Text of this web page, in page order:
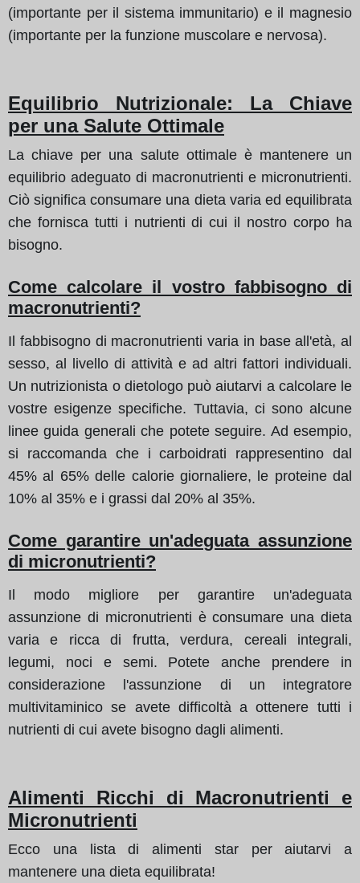
(importante per il sistema immunitario) e il magnesio
(importante per la funzione muscolare e nervosa).
Equilibrio Nutrizionale: La Chiave
per una Salute Ottimale
La chiave per una salute ottimale è mantenere un
equilibrio adeguato di macronutrienti e micronutrienti.
Ciò significa consumare una dieta varia ed equilibrata
che fornisca tutti i nutrienti di cui il nostro corpo ha
bisogno.
Come calcolare il vostro fabbisogno di
macronutrienti?
Il fabbisogno di macronutrienti varia in base all'età, al
sesso, al livello di attività e ad altri fattori individuali.
Un nutrizionista o dietologo può aiutarvi a calcolare le
vostre esigenze specifiche. Tuttavia, ci sono alcune
linee guida generali che potete seguire. Ad esempio,
si raccomanda che i carboidrati rappresentino dal
45% al 65% delle calorie giornaliere, le proteine dal
10% al 35% e i grassi dal 20% al 35%.
Come garantire un'adeguata assunzione
di micronutrienti?
Il modo migliore per garantire un'adeguata
assunzione di micronutrienti è consumare una dieta
varia e ricca di frutta, verdura, cereali integrali,
legumi, noci e semi. Potete anche prendere in
considerazione l'assunzione di un integratore
multivitaminico se avete difficoltà a ottenere tutti i
nutrienti di cui avete bisogno dagli alimenti.
Alimenti Ricchi di Macronutrienti e
Micronutrienti
Ecco una lista di alimenti star per aiutarvi a
mantenere una dieta equilibrata!